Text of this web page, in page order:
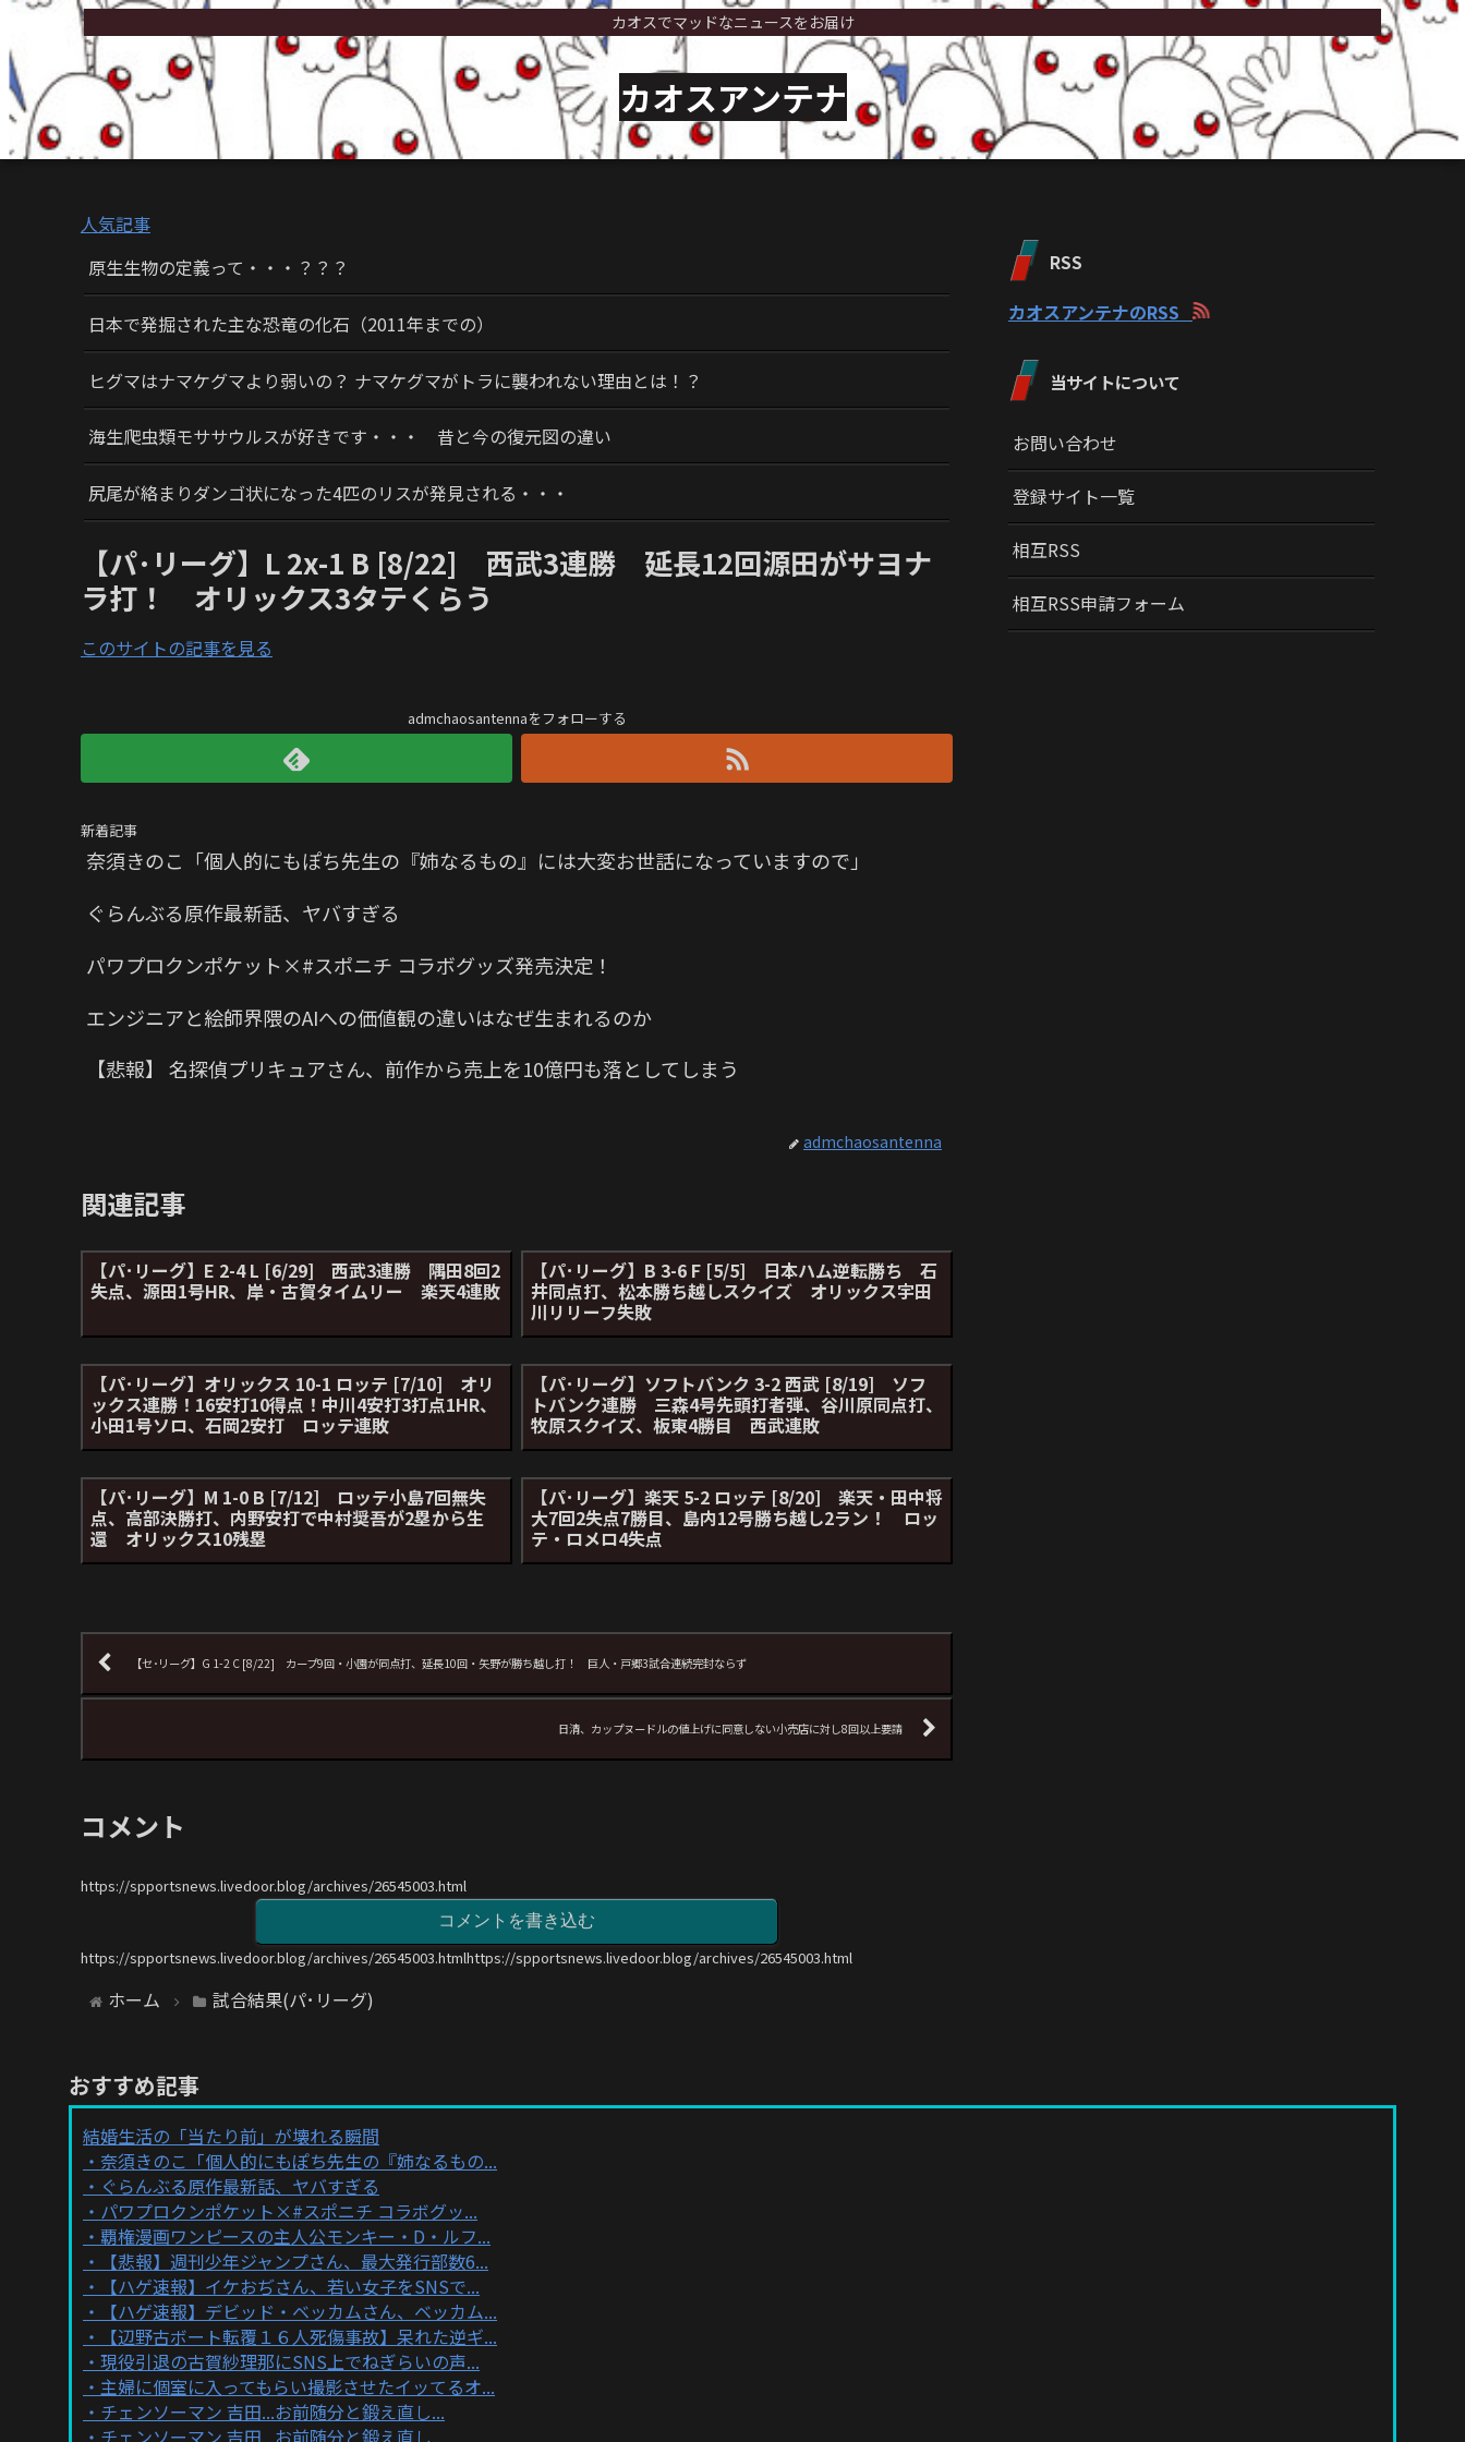
カオスでマッドなニュースをお届け
カオスアンテナ
人気記事
原生生物の定義って・・・？？？
日本で発掘された主な恐竜の化石（2011年までの）
ヒグマはナマケグマより弱いの？ ナマケグマがトラに襲われない理由とは！？
海生爬虫類モササウルスが好きです・・・ 昔と今の復元図の違い
尻尾が絡まりダンゴ状になった4匹のリスが発見される・・・
【パ･リーグ】L 2x-1 B [8/22] 西武3連勝 延長12回源田がサヨナ
ラ打！ オリックス3タテくらう
このサイトの記事を見る
admchaosantennaをフォローする
新着記事
奈須きのこ「個人的にもぽち先生の『姉なるもの』には大変お世話になっていますので」
ぐらんぶる原作最新話、ヤバすぎる
パワプロクンポケット×#スポニチ コラボグッズ発売決定！
エンジニアと絵師界隈のAIへの価値観の違いはなぜ生まれるのか
【悲報】 名探偵プリキュアさん、前作から売上を10億円も落としてしまう
admchaosantenna
関連記事
【パ･リーグ】E 2-4 L [6/29] 西武3連勝 隅田8回2
失点、源田1号HR、岸・古賀タイムリー 楽天4連敗
【パ･リーグ】B 3-6 F [5/5] 日本ハム逆転勝ち 石
井同点打、松本勝ち越しスクイズ オリックス宇田
川リリーフ失敗
【パ･リーグ】オリックス 10-1 ロッテ [7/10] オリ
ックス連勝！16安打10得点！中川4安打3打点1HR、
小田1号ソロ、石岡2安打 ロッテ連敗
【パ･リーグ】ソフトバンク 3-2 西武 [8/19] ソフ
トバンク連勝 三森4号先頭打者弾、谷川原同点打、
牧原スクイズ、板東4勝目 西武連敗
【パ･リーグ】M 1-0 B [7/12] ロッテ小島7回無失
点、高部決勝打、内野安打で中村奨吾が2塁から生
還 オリックス10残塁
【パ･リーグ】楽天 5-2 ロッテ [8/20] 楽天・田中将
大7回2失点7勝目、島内12号勝ち越し2ラン！ ロッ
テ・ロメロ4失点
【セ･リーグ】G 1-2 C [8/22] カープ9回・小園が同点打、延長10回・矢野が勝ち越し打！ 巨人・戸郷3試合連続完封ならず
日清、カップヌードルの値上げに同意しない小売店に対し8回以上要請
コメント
https://spportsnews.livedoor.blog/archives/26545003.html
コメントを書き込む
https://spportsnews.livedoor.blog/archives/26545003.htmlhttps://spportsnews.livedoor.blog/archives/26545003.html
ホーム 試合結果(パ･リーグ)
RSS
カオスアンテナのRSS
当サイトについて
お問い合わせ
登録サイト一覧
相互RSS
相互RSS申請フォーム
おすすめ記事
結婚生活の「当たり前」が壊れる瞬間
奈須きのこ「個人的にもぽち先生の『姉なるもの...
ぐらんぶる原作最新話、ヤバすぎる
パワプロクンポケット×#スポニチ コラボグッ...
覇権漫画ワンピースの主人公モンキー・D・ルフ...
【悲報】週刊少年ジャンプさん、最大発行部数6...
【ハゲ速報】イケおぢさん、若い女子をSNSで...
【ハゲ速報】デビッド・ベッカムさん、ベッカム...
【辺野古ボート転覆１６人死傷事故】呆れた逆ギ...
現役引退の古賀紗理那にSNS上でねぎらいの声...
主婦に個室に入ってもらい撮影させたイッてるオ...
チェンソーマン 吉田...お前随分と鍛え直し...
チェンソーマン 吉田...お前随分と鍛え直し...